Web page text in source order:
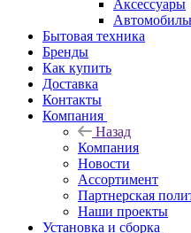
Аксессуары
Бытовая техника
Бренды
Как купить
Доставка
Контакты
Компания
Назад
Компания
Новости
Ассортимент
Партнерская
Наши проекты
Установка и сборка